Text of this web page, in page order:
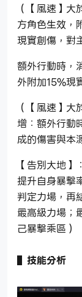
（【風速】
方角色生效，
現實創傷，對
額外行動時，
外附加15%現
（【風速】
增：額外行動
成的傷害與本
【告別大地
提升自身暴擊
判定力場，再
最高級力場；
己暴擊乘區）
▌技能分析